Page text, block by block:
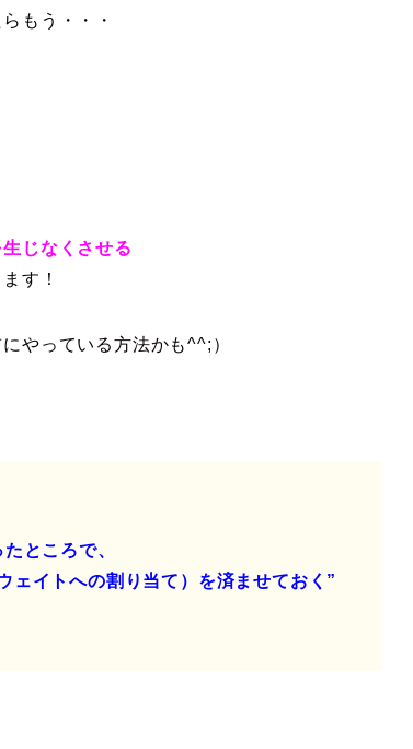
もう・・・
じなくさせる
す！
やっている方法かも^^;）
ところで、
ェイトへの割り当て）を済ませておく”